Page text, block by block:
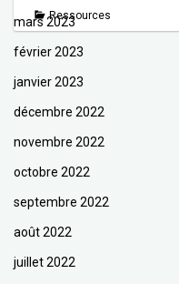
mars 2023
février 2023
janvier 2023
décembre 2022
novembre 2022
octobre 2022
septembre 2022
août 2022
juillet 2022
Ressources